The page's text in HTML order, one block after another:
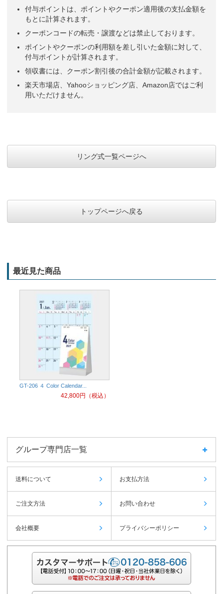
付与ポイントは、ポイントやクーポン適用後の支払金額を
もとに計算されます。
クーポンコードの転売・譲渡などは禁止しております。
ポイントやクーポンの利用額を差し引いた金額に対して、
付与ポイントが計算されます。
領収書には、クーポン割引後の合計金額が記載されます。
楽天市場店、Yahooショッピング店、Amazon店ではご利
用いただけません。
リング式一覧ページへ
トップページへ戻る
最近見た商品
GT-206 ４ Color Calendar...
42,800円（税込）
グループ専門店一覧
送料について お支払方法
ご注文方法 お問い合わせ
会社概要 プライバシーポリシー